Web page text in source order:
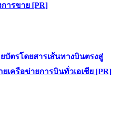
ารขาย [PR]
บัตรโดยสารเส้นทางบินตรงสู่
เครือข่ายการบินทั่วเอเชีย [PR]